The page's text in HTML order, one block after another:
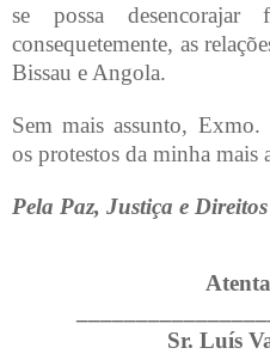
se possa
consequetemente, as
Bissau e Angola.
Sem mais assunto, Exmo.
os protestos da minha mais
Pela Paz, Justiça e
Sr. Luís